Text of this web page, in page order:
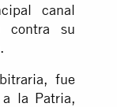
canal
contra su
fue
la Patria,